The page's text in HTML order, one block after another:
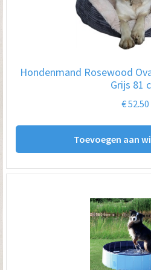
Hondenmand Rosewood
Grijs 81
€52.50
Toevoegen aan